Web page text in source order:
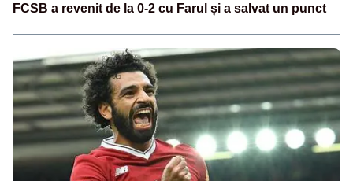
FCSB a revenit de la 0-2 cu Farul și a salvat un punct